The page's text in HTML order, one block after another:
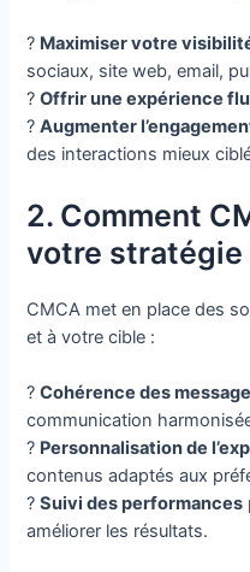
? Maximiser votre
sociaux, site web, email,
?Offrir une expérience
?Augmenter
des interactions mieux
2. Comment
votre stratégie
CMCA met en place des
et à votre cible :
?Cohérence des
communication
? Personnalisation de
contenus adaptés aux
?Suivi des performances
améliorer les résultats.